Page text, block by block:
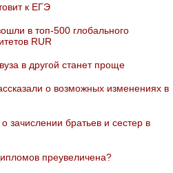
к ЕГЭ
в топ-500 глобального
RUR
в другой станет проще
о возможных изменениях в
зачислении братьев и сестер в
преувеличена?